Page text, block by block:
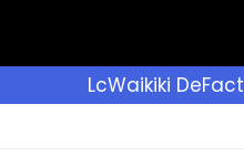
LcWaikiki